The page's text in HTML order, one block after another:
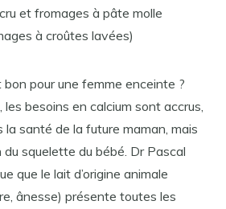
et fromages à pâte molle
à croûtes lavées)
bon pour une femme enceinte ?
besoins en calcium sont accrus,
la santé de la future maman, mais
squelette du bébé. Dr Pascal
que le lait d’origine animale
ânesse) présente toutes les